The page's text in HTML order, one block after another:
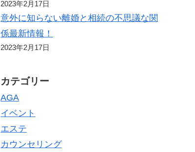
2023年2月17日
意外に知らない離婚と相続の不思議な関
係最新情報！
2023年2月17日
カテゴリー
AGA
イベント
エステ
カウンセリング